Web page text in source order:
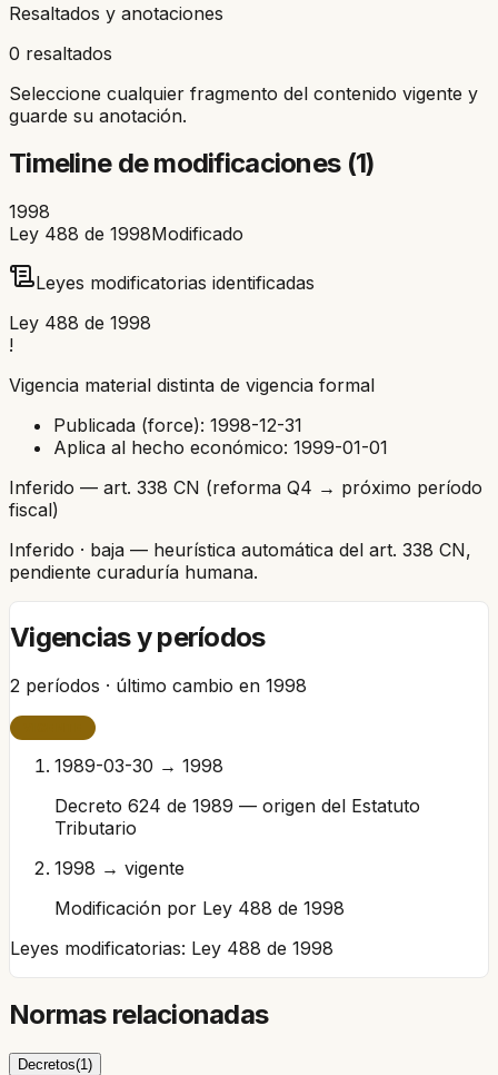
Resaltados y anotaciones
0 resaltados
Seleccione cualquier fragmento del contenido vigente y
guarde su anotación.
Timeline de modificaciones (1)
1998
Ley 488 de 1998Modificado
Leyes modificatorias identificadas
Ley 488 de 1998
!
Vigencia material distinta de vigencia formal
Publicada (force): 1998-12-31
Aplica al hecho económico: 1999-01-01
Inferido — art. 338 CN (reforma Q4 → próximo período
fiscal)
Inferido · baja — heurística automática del art. 338 CN,
pendiente curaduría humana.
Vigencias y períodos
2 períodos · último cambio en 1998
1989-03-30 → 1998
Decreto 624 de 1989 — origen del Estatuto
Tributario
1998 → vigente
Modificación por Ley 488 de 1998
Leyes modificatorias: Ley 488 de 1998
Normas relacionadas
Decretos(1)